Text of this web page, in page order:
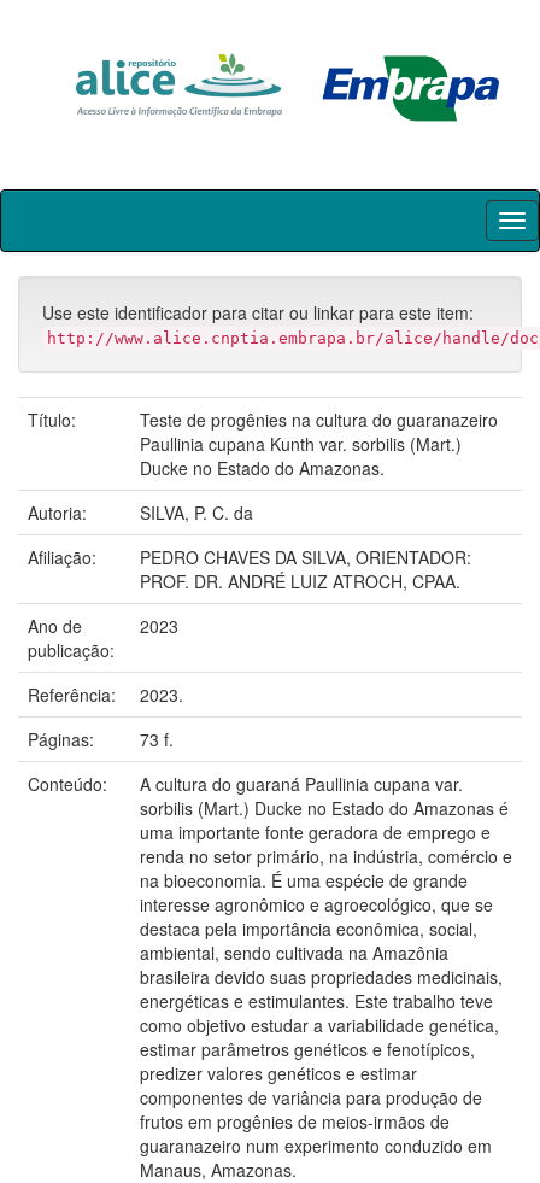
Skip
Use este identificador para citar ou linkar para este item:
http://www.alice.cnptia.embrapa.br/alice/handle/doc/
Título:
Teste de progênies na cultura do guaranazeiro
Paullinia cupana Kunth var. sorbilis (Mart.)
Ducke no Estado do Amazonas.
Autoria:
SILVA, P. C. da
Afiliação:
PEDRO CHAVES DA SILVA, ORIENTADOR:
PROF. DR. ANDRÉ LUIZ ATROCH, CPAA.
Ano de
publicação:
2023
Referência:
2023.
Páginas:
73 f.
Conteúdo:
A cultura do guaraná Paullinia cupana var.
sorbilis (Mart.) Ducke no Estado do Amazonas é
uma importante fonte geradora de emprego e
renda no setor primário, na indústria, comércio e
na bioeconomia. É uma espécie de grande
interesse agronômico e agroecológico, que se
destaca pela importância econômica, social,
ambiental, sendo cultivada na Amazônia
brasileira devido suas propriedades medicinais,
energéticas e estimulantes. Este trabalho teve
como objetivo estudar a variabilidade genética,
estimar parâmetros genéticos e fenotípicos,
predizer valores genéticos e estimar
componentes de variância para produção de
frutos em progênies de meios-irmãos de
guaranazeiro num experimento conduzido em
Manaus, Amazonas.